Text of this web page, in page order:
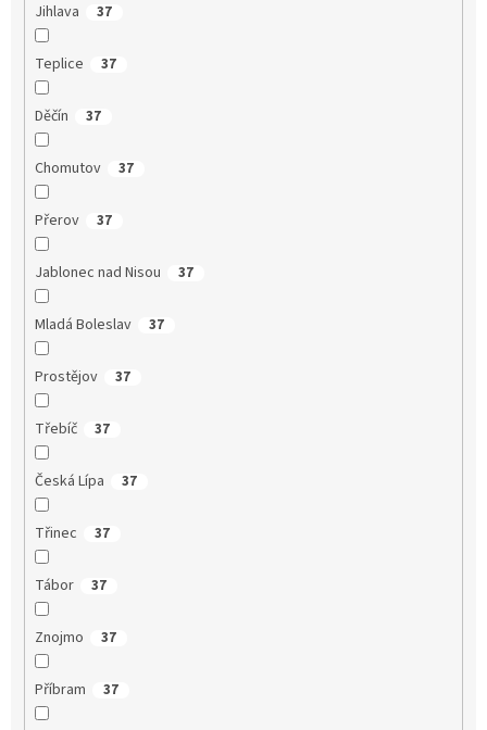
Jihlava 37
Teplice 37
Děčín 37
Chomutov 37
Přerov 37
Jablonec nad Nisou 37
Mladá Boleslav 37
Prostějov 37
Třebíč 37
Česká Lípa 37
Třinec 37
Tábor 37
Znojmo 37
Příbram 37